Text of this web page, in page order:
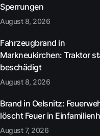
Sperrungen
August 8, 2026
Fahrzeugbrand in
Markneukirchen: Traktor
beschädigt
August 8, 2026
Brand in Oelsnitz:
löscht Feuer in
August 7, 2026